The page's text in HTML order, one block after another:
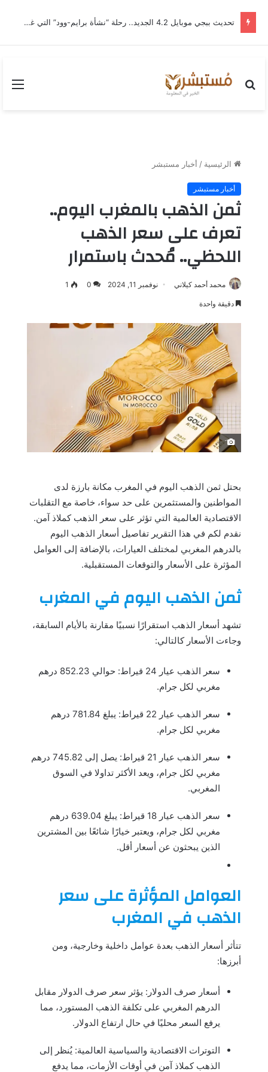
تحديث ببجي موبايل 4.2 الجديد.. رحلة “نشأة برايم-وود” التي غيّرت وجه إرانجل إلى الأبد
بحث
الرئيسية / أخبار مستبشر
أخبار مستبشر
ثمن الذهب بالمغرب اليوم..
تعرف على سعر الذهب
اللحظي.. مُحدث باستمرار
محمد أحمد كيلاني نوفمبر 11, 2024 0
1
دقيقة واحدة
َ
بحتل ثمن الذهب اليوم في المغرب مكانة بارزة لدى
المواطنين والمستثمرين على حد سواء، خاصة مع التقلبات
الاقتصادية العالمية التي تؤثر على سعر الذهب كملاذ آمن.
نقدم لكم في هذا التقرير تفاصيل أسعار الذهب اليوم
بالدرهم المغربي لمختلف العيارات، بالإضافة إلى العوامل
المؤثرة على الأسعار والتوقعات المستقبلية.
ثمن الذهب اليوم في المغرب
تشهد أسعار الذهب استقرارًا نسبيًا مقارنة بالأيام السابقة،
وجاءت الأسعار كالتالي:
سعر الذهب عيار 24 قيراط: حوالي 852.23 درهم
مغربي لكل جرام.
سعر الذهب عيار 22 قيراط: يبلغ 781.84 درهم
مغربي لكل جرام.
سعر الذهب عيار 21 قيراط: يصل إلى 745.82 درهم
مغربي لكل جرام، ويعد الأكثر تداولا في السوق
المغربي.
سعر الذهب عيار 18 قيراط: يبلغ 639.04 درهم
مغربي لكل جرام، ويعتبر خيارًا شائعًا بين المشترين
الذين يبحثون عن أسعار أقل.
العوامل المؤثرة على سعر
الذهب في المغرب
تتأثر أسعار الذهب بعدة عوامل داخلية وخارجية، ومن
أبرزها:
أسعار صرف الدولار: يؤثر سعر صرف الدولار مقابل
الدرهم المغربي على تكلفة الذهب المستورد، مما
يرفع السعر محليًا في حال ارتفاع الدولار.
التوترات الاقتصادية والسياسية العالمية: يُنظر إلى
الذهب كملاذ آمن في أوقات الأزمات، مما يدفع